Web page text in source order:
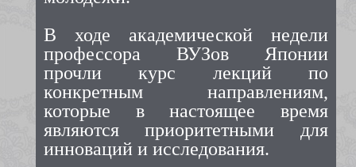
В ходе академической недели
профессора ВУЗов Японии
прочли курс лекций по
конкретным направлениям,
которые в настоящее время
являются приоритетными для
инноваций и исследования.